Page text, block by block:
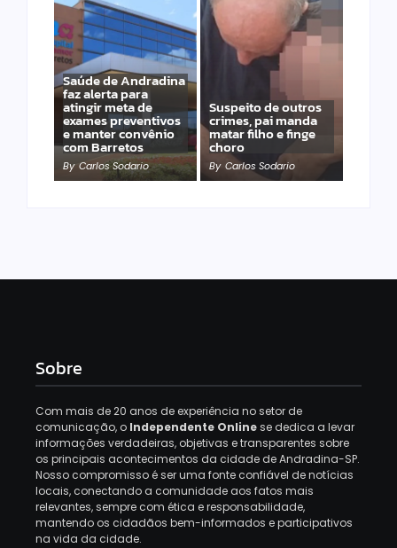
Saúde de Andradina
faz alerta para
atingir meta de
exames preventivos
e manter convênio
com Barretos
By Carlos Sodario
Suspeito de outros
crimes, pai manda
matar filho e finge
choro
By Carlos Sodario
Sobre
Com mais de 20 anos de experiência no setor de
comunicação, o Independente Onlinese dedica a levar
informações verdadeiras, objetivas e transparentes sobre
os principais acontecimentos da cidade de Andradina-SP.
Nosso compromisso é ser uma fonte confiável de notícias
locais, conectando a comunidade aos fatos mais
relevantes, sempre com ética e responsabilidade,
mantendo os cidadãos bem-informados e participativos
na vida da cidade.